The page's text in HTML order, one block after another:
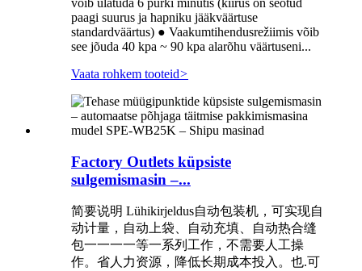
paagi suurus ja hapniku jääkväärtuse
standardväärtus) ● Vaakumtihendusrežiimis võib
see jõuda 40 kpa ~ 90 kpa alarõhu väärtuseni...
Vaata rohkem tooteid>
Factory Outlets küpsiste
sulgemismasin –...
简要说明 Lühikirjeldus自动包装机，可实现自
动计量，自动上袋、自动充填、自动热合缝
包一一一一等一系列工作，不需要人工操
作。省人力资源，降低长期成本投入。也.可